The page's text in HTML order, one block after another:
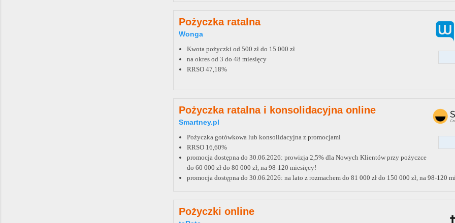
Pożyczka ratalna
Wonga
Kwota pożyczki od 500 zł do 15 000 zł
na okres od 3 do 48 miesięcy
RRSO 47,18%
Pożyczka ratalna i konsolidacyjna online
Smartney.pl
Pożyczka gotówkowa lub konsolidacyjna z promocjami
RRSO 16,60%
promocja dostępna do 30.06.2026: prowizja 2,5% dla Nowych Klientów przy pożyczce
do 60 000 zł do 80 000 zł, na 98-120 miesięcy!
promocja dostępna do 30.06.2026: na lato z rozmachem do 81 000 zł do 150 000 zł, na 98-120
Pożyczki online